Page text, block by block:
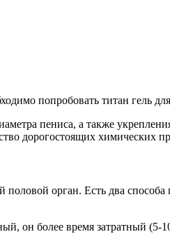
попробовать титан гель
пениса, а также
дорогостоящих химических
половой орган. Есть два
он более время затратный (5-